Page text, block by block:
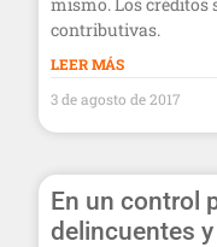
contributivas.
LEER MÁS
3 de agosto de 2017
En un control
delincuentes